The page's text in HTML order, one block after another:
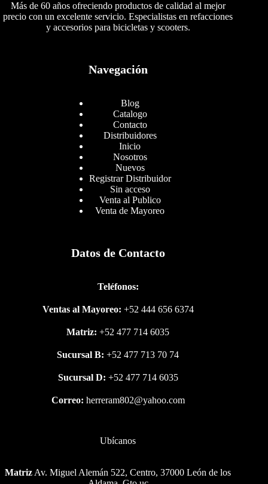
Más de 60 años ofreciendo productos de calidad al mejor
precio con un excelente servicio. Especialistas en refacciones
y accesorios para bicicletas y scooters.
Navegación
Blog
Catalogo
Contacto
Distribuidores
Inicio
Nosotros
Nuevos
Registrar Distribuidor
Sin acceso
Venta al Publico
Venta de Mayoreo
Datos de Contacto
Teléfonos:
Ventas al Mayoreo: +52 444 656 6374
Matriz: +52 477 714 6035
Sucursal B:+52 477 713 70 74
Sucursal D: +52 477 714 6035
Correo: herreram802@yahoo.com
Ubícanos
Matriz Av. Miguel Alemán 522, Centro, 37000 León de los